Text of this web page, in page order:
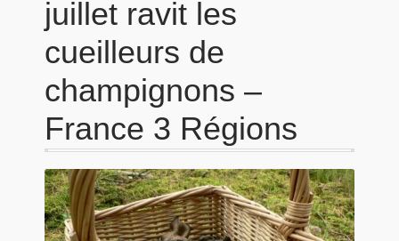
juillet ravit les
cueilleurs de
champignons –
France 3 Régions